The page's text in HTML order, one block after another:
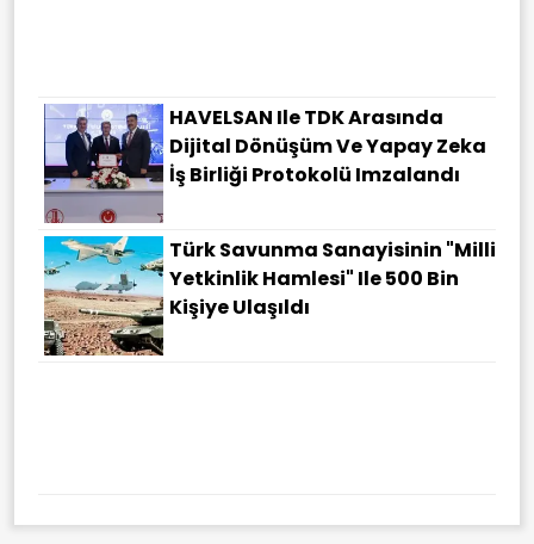
HAVELSAN Ile TDK Arasında
Dijital Dönüşüm Ve Yapay Zeka
İş Birliği Protokolü Imzalandı
Türk Savunma Sanayisinin "Milli
Yetkinlik Hamlesi" Ile 500 Bin
Kişiye Ulaşıldı